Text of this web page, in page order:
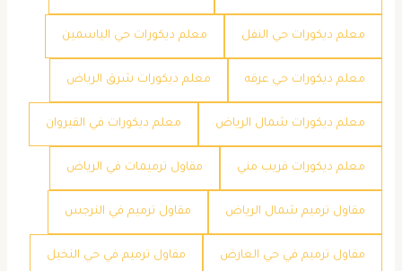
معلم ديكورات حي النفل معلم ديكورات حي الياسمين
معلم ديكورات حي عرقه معلم ديكورات شرق الرياض
معلم ديكورات شمال الرياض معلم ديكورات في القيروان
معلم ديكورات قريب مني مقاول ترميمات في الرياض
مقاول ترميم شمال الرياض مقاول ترميم في النرجس
مقاول ترميم في حي العارض مقاول ترميم في حي النخيل